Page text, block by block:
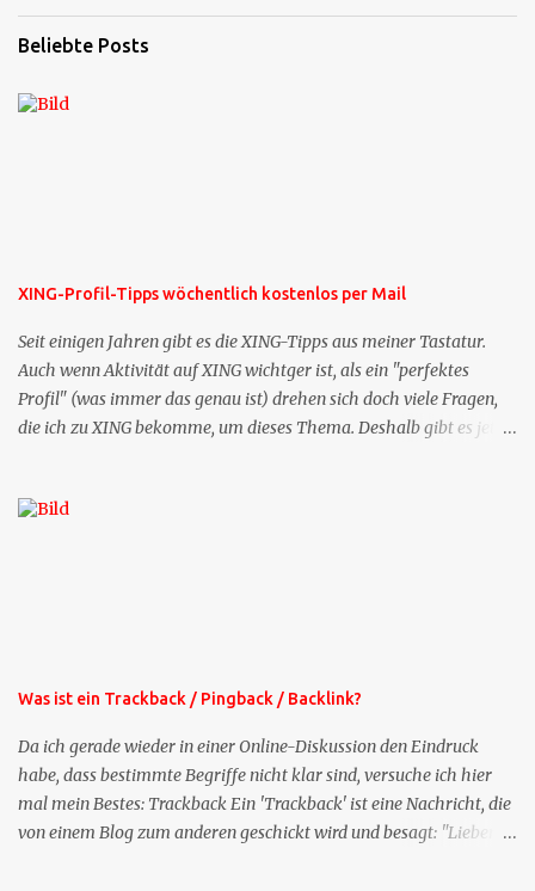
Beliebte Posts
XING-Profil-Tipps wöchentlich kostenlos per Mail
Seit einigen Jahren gibt es die XING-Tipps aus meiner Tastatur.
Auch wenn Aktivität auf XING wichtger ist, als ein "perfektes
Profil" (was immer das genau ist) drehen sich doch viele Fragen,
die ich zu XING bekomme, um dieses Thema. Deshalb gibt es jetzt
bekommen Sie kostenlos eine weitere Folge. Die Startsequenz ist 16
Was ist ein Trackback / Pingback / Backlink?
Da ich gerade wieder in einer Online-Diskussion den Eindruck
habe, dass bestimmte Begriffe nicht klar sind, versuche ich hier
mal mein Bestes: Trackback Ein 'Trackback' ist eine Nachricht, die
von einem Blog zum anderen geschickt wird und besagt: "Lieber